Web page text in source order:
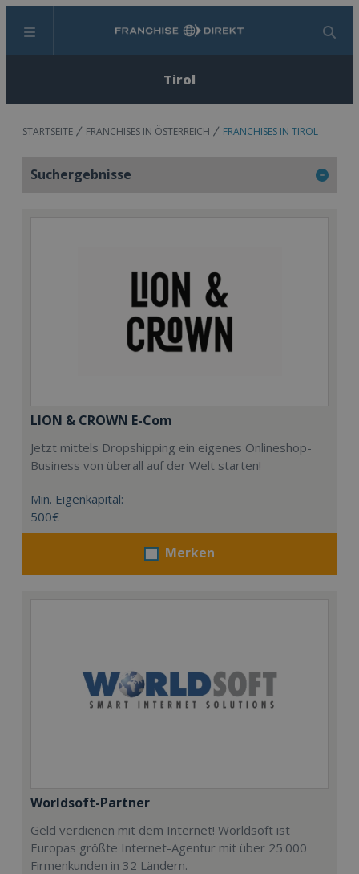
Menü Suchen
Tirol
STARTSEITE FRANCHISES IN ÖSTERREICH FRANCHISES IN TIROL
Suchergebnisse
LION & CROWN E-Com
Jetzt mittels Dropshipping ein eigenes Onlineshop-
Business von überall auf der Welt starten!
Min. Eigenkapital:
500€
Merken
Worldsoft-Partner
Geld verdienen mit dem Internet! Worldsoft ist
Europas größte Internet-Agentur mit über 25.000
Firmenkunden in 32 Ländern.